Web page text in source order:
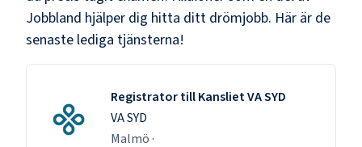
Jobbland hjälper dig hitta ditt drömjobb. Här är de
senaste lediga tjänsterna!
Registrator till Kansliet VA SYD
VA SYD
Malmö ·